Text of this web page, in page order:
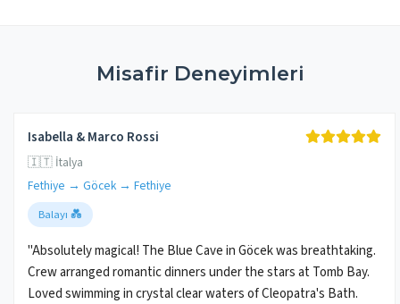
Misafir Deneyimleri
Isabella & Marco Rossi
🇮🇹 İtalya
Fethiye → Göcek → Fethiye
Balayı 💑
"Absolutely magical! The Blue Cave in Göcek was breathtaking.
Crew arranged romantic dinners under the stars at Tomb Bay.
Loved swimming in crystal clear waters of Cleopatra's Bath.